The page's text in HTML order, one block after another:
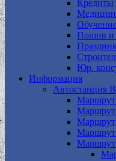
Кредиты
Пошив и
Юр.
Информация
Автостанция
Маршрут
Маршрут
Маршрут